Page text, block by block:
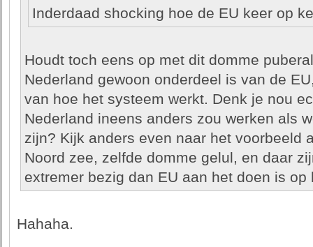
Inderdaad shocking hoe de EU keer op
Houdt toch eens op met dit domme
Nederland gewoon onderdeel is van de
van hoe het systeem werkt. Denk je nou
Nederland ineens anders zou werken als
zijn? Kijk anders even naar het voorbeeld
Noord zee, zelfde domme gelul, en daar
extremer bezig dan EU aan het doen is op
Hahaha.